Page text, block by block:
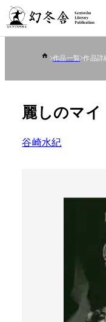
作品一覧 作品詳
麗しのマイ
谷崎水紀